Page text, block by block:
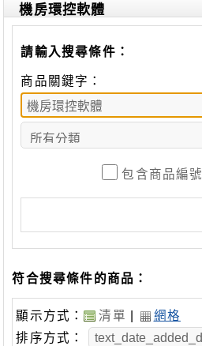
機房環控軟體
請輸入搜尋條件：
商品關鍵字：
包含商品編號
符合搜尋條件的商品：
顯示方式： 清單
網格
排序方式：